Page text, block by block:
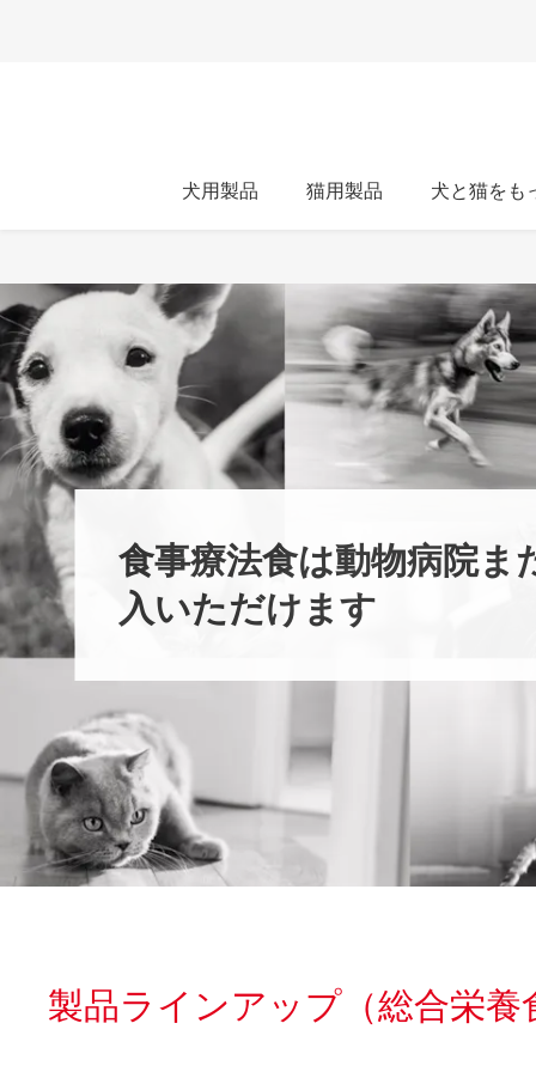
犬用製品 猫用製品 犬と猫をも
食事療法食は動物病院
入いただけます
製品ラインアップ（総合栄養